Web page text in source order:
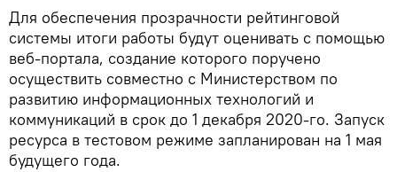
Для обеспечения прозрачности рейтинговой
системы итоги работы будут оценивать с помощью
веб-портала, создание которого поручено
осуществить совместно с Министерством по
развитию информационных технологий и
коммуникаций в срок до 1 декабря 2020-го. Запуск
ресурса в тестовом режиме запланирован на 1 мая
будущего года.